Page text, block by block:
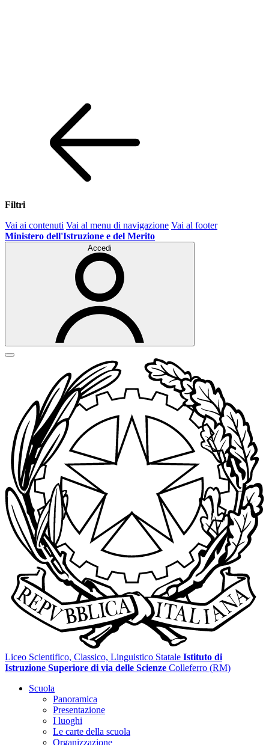
Filtri
Vai ai contenuti Vai al menu di navigazione Vai al footer
Ministero dell'Istruzione e del Merito
Accedi
Liceo Scientifico, Classico, Linguistico Statale Istituto di
Istruzione Superiore di via delle Scienze Colleferro (RM)
Scuola
Panoramica
Presentazione
I luoghi
Le carte della scuola
Organizzazione